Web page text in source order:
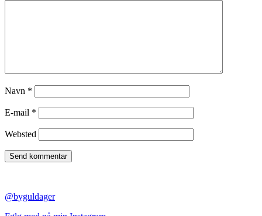
Navn *
E-mail *
Websted
@byguldager